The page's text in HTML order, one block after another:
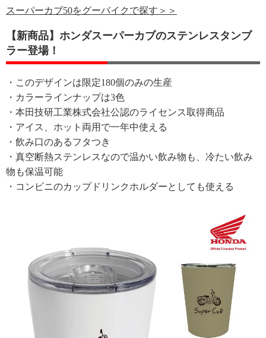
スーパーカブ50をグーバイクで探す＞＞
【新商品】ホンダスーパーカブのステンレスタンブ
ラー登場！
・このデザインは限定180個のみの生産
・カラーラインナップは3色
・本田技研工業株式会社公認のライセンス取得商品
・アイス、ホット両用で一年中使える
・飲み口のあるフタつき
・真空断熱ステンレスなので温かい飲み物も、冷たい飲み
物も保温可能
・コンビニのカップドリンクホルダーとしても使える